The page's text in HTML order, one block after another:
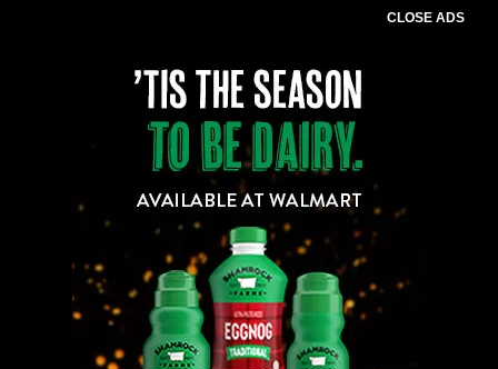
CLOSE ADS